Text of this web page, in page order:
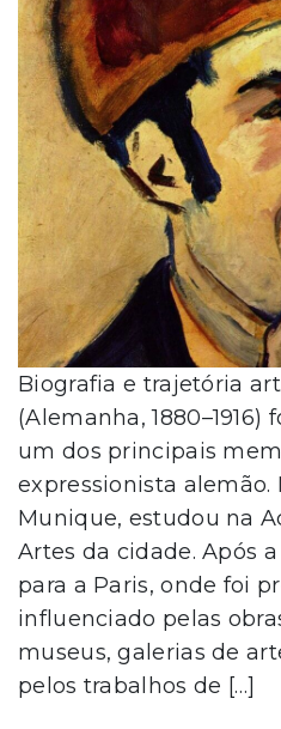
Biografia e trajetória
(Alemanha,
um dos principais
expressionista alemão.
Munique, estudou na
Artes da cidade. Após
para a Paris, onde foi
influenciado pelas
museus, galerias de
pelos trabalhos de […]